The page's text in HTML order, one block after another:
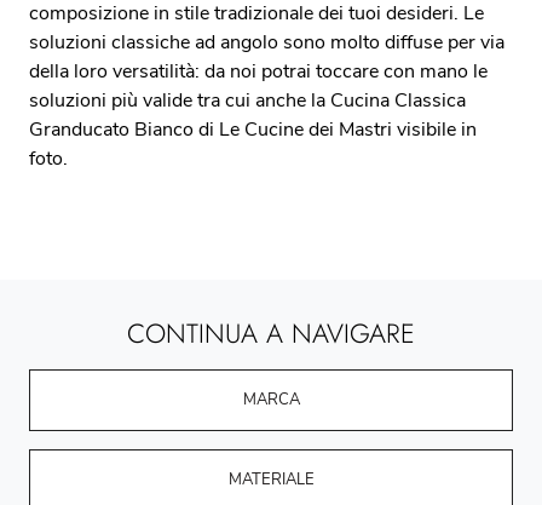
composizione in stile tradizionale dei tuoi desideri. Le
soluzioni classiche ad angolo sono molto diffuse per via
della loro versatilità: da noi potrai toccare con mano le
soluzioni più valide tra cui anche la Cucina Classica
Granducato Bianco di Le Cucine dei Mastri visibile in
foto.
CONTINUA A NAVIGARE
MARCA
MATERIALE